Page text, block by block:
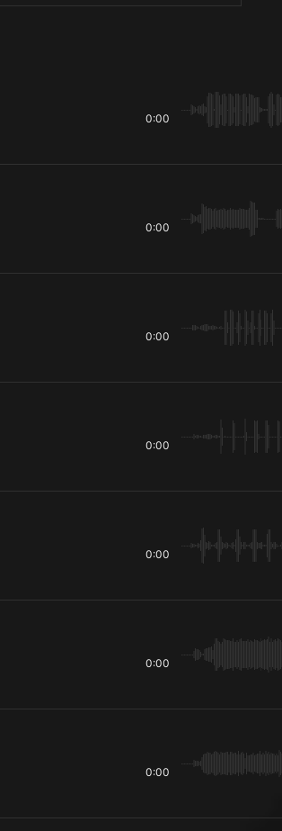
0:00
0:00
0:00
0:00
0:00
0:00
0:00